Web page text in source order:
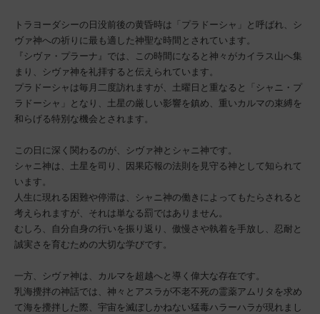
トラヨーダシーの日没前後の黄昏時は「プラドーシャ」と呼ばれ、シ
ヴァ神への祈りに最も適した神聖な時間とされています。
『シヴァ・プラーナ』では、この時間になると神々がカイラス山へ集
まり、シヴァ神を礼拝すると伝えられています。
プラドーシャは毎月二度訪れますが、土曜日と重なると「シャニ・プ
ラドーシャ」となり、土星の厳しい影響を鎮め、重いカルマの束縛を
和らげる特別な機会とされます。
この日に深く関わるのが、シヴァ神とシャニ神です。
シャニ神は、土星を司り、因果応報の法則を見守る神として知られて
います。
人生に現れる困難や停滞は、シャニ神の働きによってもたらされると
考えられますが、それは単なる罰ではありません。
むしろ、自分自身の行いを振り返り、傲慢さや執着を手放し、忍耐と
誠実さを育むための大切な学びです。
一方、シヴァ神は、カルマを超越へと導く偉大な存在です。
乳海攪拌の神話では、神々とアスラが不老不死の霊薬アムリタを求め
て海を攪拌した際、宇宙を滅ぼしかねない猛毒ハラーハラが現れまし